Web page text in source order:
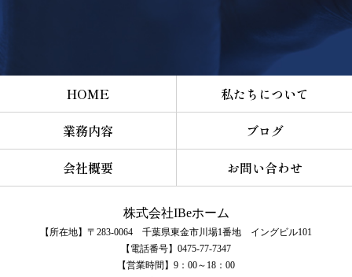
HOME
私たちについて
業務内容
ブログ
会社概要
お問い合わせ
株式会社IBeホーム
【所在地】〒283-0064 千葉県東金市川場1番地 イングビル101
【電話番号】0475-77-7347
【営業時間】9：00～18：00